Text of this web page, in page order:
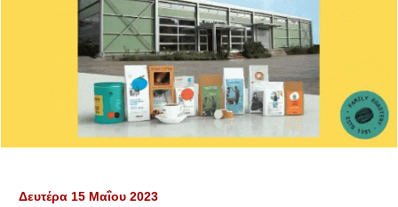
Δευτέρα 15 Μαΐου 2023